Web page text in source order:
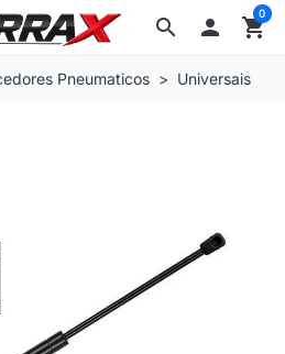
search  shopping_cart
0
Pneumaticos Universais